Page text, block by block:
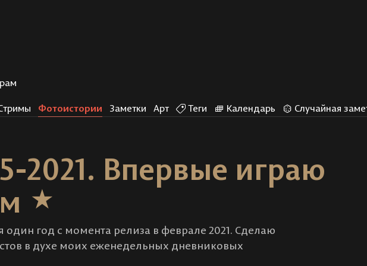
Фотоистории Заметки Арт Теги Календарь Случайная
2021. Впервые играю
год с момента релиза в феврале 2021. Сделаю
в духе моих еженедельных дневниковых